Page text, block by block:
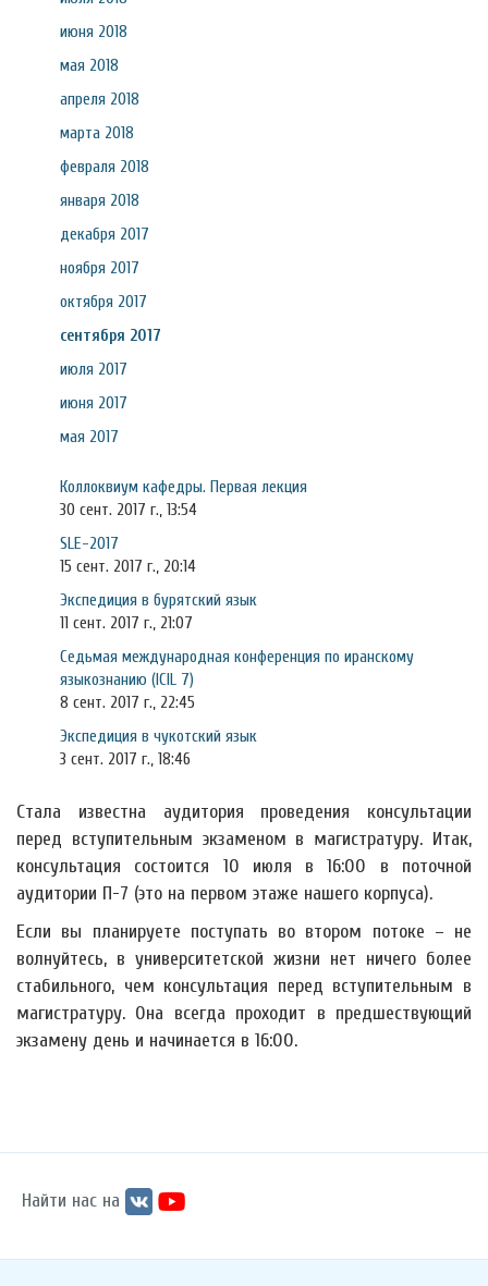
июня 2018
мая 2018
апреля 2018
марта 2018
февраля 2018
января 2018
декабря 2017
ноября 2017
октября 2017
сентября 2017
июля 2017
июня 2017
мая 2017
Коллоквиум кафедры. Первая лекция
30 сент. 2017 г., 13:54
SLE-2017
15 сент. 2017 г., 20:14
Экспедиция в бурятский язык
11 сент. 2017 г., 21:07
Седьмая международная конференция по иранскому
языкознанию (ICIL 7)
8 сент. 2017 г., 22:45
Экспедиция в чукотский язык
3 сент. 2017 г., 18:46
Стала известна аудитория проведения консультации
перед вступительным экзаменом в магистратуру. Итак,
консультация состоится 10 июля в 16:00 в поточной
аудитории П-7 (это на первом этаже нашего корпуса).
Если вы планируете поступать во втором потоке – не
волнуйтесь, в университетской жизни нет ничего более
стабильного, чем консультация перед вступительным в
магистратуру. Она всегда проходит в предшествующий
экзамену день и начинается в 16:00.
Найти нас на